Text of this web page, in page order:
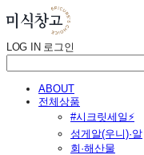
LOG IN 로그인
ABOUT
전체상품
#시크릿세일⚡
성게알(우니)·알
회·해산물